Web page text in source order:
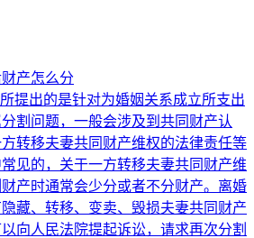
产怎么分
提出的是针对为婚姻关系成立所支出
割问题，一般会涉及到共同财产认
转移夫妻共同财产维权的法律责任等
见的，关于一方转移夫妻共同财产维
产时通常会少分或者不分财产。离婚
藏、转移、变卖、毁损夫妻共同财产
向人民法院提起诉讼，请求再次分割